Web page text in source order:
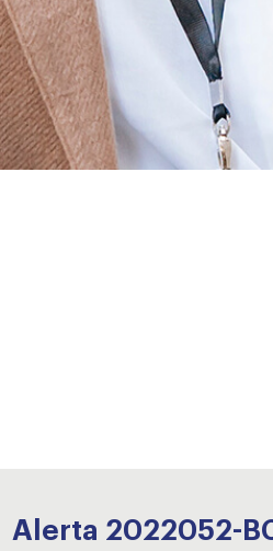
Alerta 2022052-